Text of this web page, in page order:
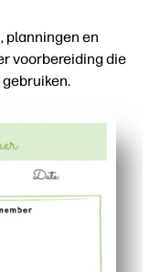
planningen en
voorbereiding die
of
je dag in kaart te
leg lessen, afspraken,
je nodig hebt voor